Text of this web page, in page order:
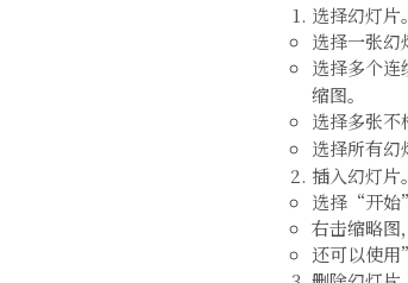
选择幻灯片。
选择一张幻
选择多个连
缩图。
选择多张不
选择所有幻
插入幻灯片。
选择“开始
右击缩略图
还可以使